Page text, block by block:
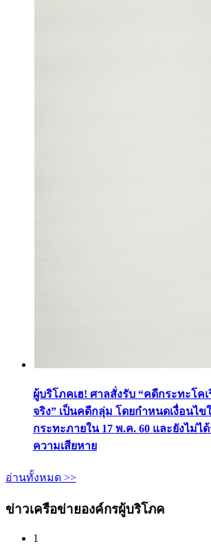
ผู้บริโภคเฮ! ศาลสั่งรับ “คดีกระทะโค
จริง” เป็นคดีกลุ่ม โดยกำหนดเงื่อนไ
กระทะภายใน 17 พ.ค. 60 และยังไม่ไ
ความเสียหาย
อ่านทั้งหมด >>
ข่าวเครือข่ายองค์กรผู้บริโภค
1